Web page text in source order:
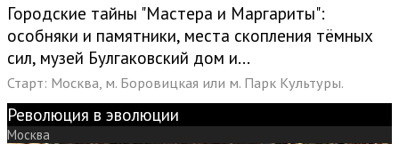
Городские тайны "Мастера и Маргариты":
особняки и памятники, места скопления тёмных
сил, музей Булгаковский дом и...
Старт: Москва, м. Боровицкая или м. Парк Культуры.
Революция в эволюции
Москва